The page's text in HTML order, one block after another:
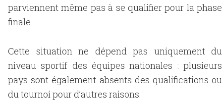
parviennent même pas à se qualifier pour la phase
finale.
Cette situation ne dépend pas uniquement du
niveau sportif des équipes nationales : plusieurs
pays sont également absents des qualifications ou
du tournoi pour d’autres raisons.